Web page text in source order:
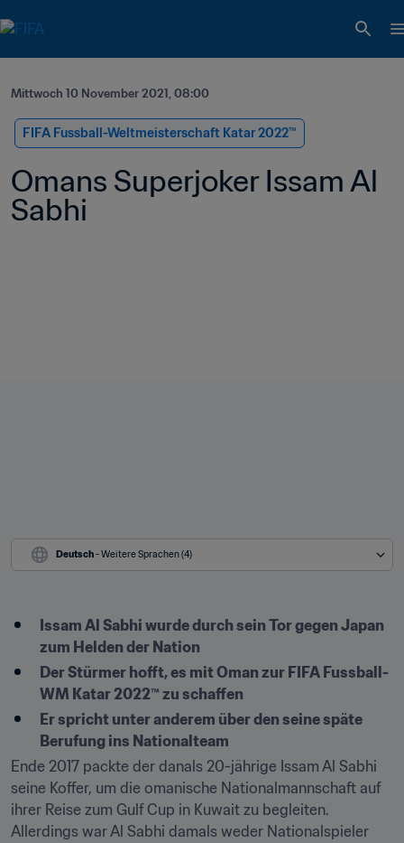
Mittwoch 10 November 2021, 08:00
FIFA Fussball-Weltmeisterschaft Katar 2022™
Omans Superjoker Issam Al
Sabhi
Deutsch - Weitere Sprachen (4)
Issam Al Sabhi wurde durch sein Tor gegen Japan
zum Helden der Nation
Der Stürmer hofft, es mit Oman zur FIFA Fussball-
WM Katar 2022™ zu schaffen
Er spricht unter anderem über den seine späte
Berufung ins Nationalteam
Ende 2017 packte der danals 20-jährige Issam Al Sabhi
seine Koffer, um die omanische Nationalmannschaft auf
ihrer Reise zum Gulf Cup in Kuwait zu begleiten.
Allerdings war Al Sabhi damals weder Nationalspieler